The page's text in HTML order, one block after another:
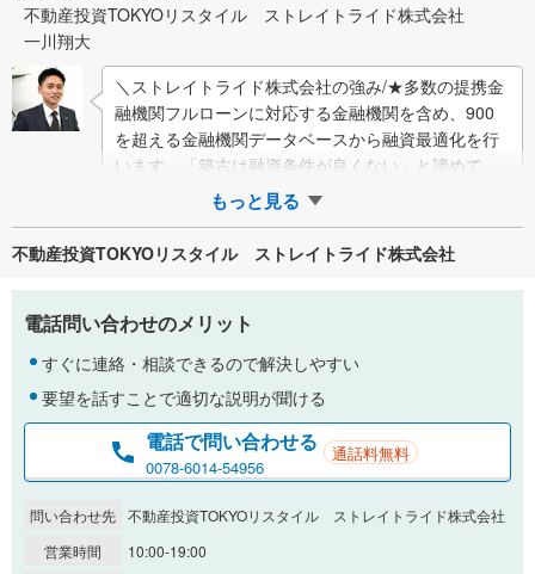
不動産投資TOKYOリスタイル ストレイトライド株式会社
一川翔大
＼ストレイトライド株式会社の強み/★多数の提携金
融機関フルローンに対応する金融機関を含め、900
を超える金融機関データベースから融資最適化を行
います。「築古は融資条件が良くない」と諦めてい
た方も、金利1％台/35年の実績が多数ござ…
もっと見る
不動産投資TOKYOリスタイル ストレイトライド株式会社
電話問い合わせのメリット
すぐに連絡・相談できるので解決しやすい
要望を話すことで適切な説明が聞ける
電話で問い合わせる
0078-6014-54956
通話料無料
問い合わせ先 不動産投資TOKYOリスタイル ストレイトライド株式会社
営業時間
10:00-19:00